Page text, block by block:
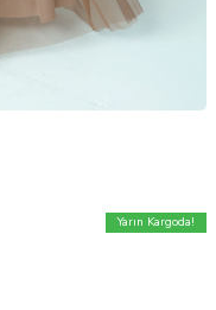
Yarın Kargoda!